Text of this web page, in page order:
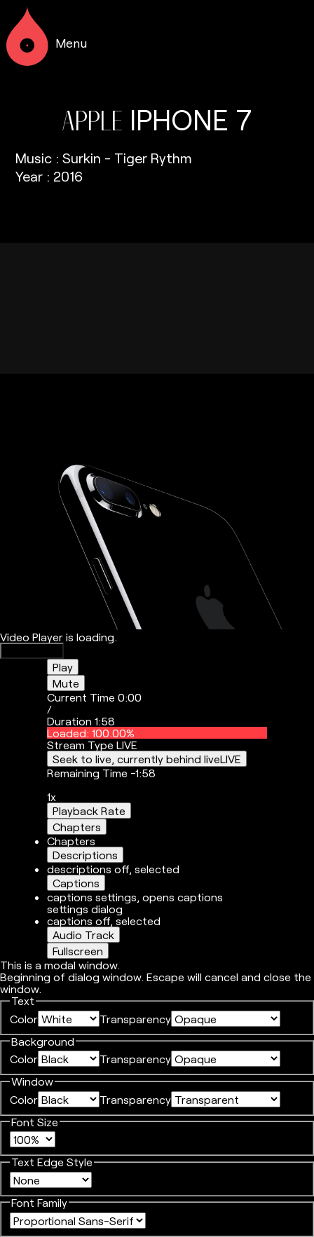
Menu
APPLE IPHONE 7
Music : Surkin - Tiger Rythm
Year : 2016
Video Player is loading.
Play
Mute
Current Time0:00
/
Duration1:58
Loaded:100.00%
Stream TypeLIVE
Seek to live, currently behind liveLIVE
Remaining Time -1:58
1x
Playback Rate
Chapters
Chapters
Descriptions
descriptions off, selected
Captions
captions settings, opens captions
settings dialog
captions off, selected
Audio Track
Fullscreen
This is a modal window.
Beginning of dialog window. Escape will cancel and close the
window.
Text
Color
Transparency
Background
Color
Transparency
Window
Color
Transparency
Font Size
Text Edge Style
Font Family